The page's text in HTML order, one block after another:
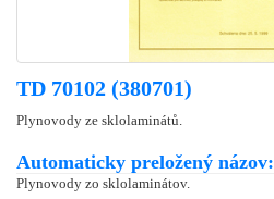
TD 70102 (380701)
Plynovody ze sklolaminátů.
Automaticky preložený názov:
Plynovody zo sklolaminátov.